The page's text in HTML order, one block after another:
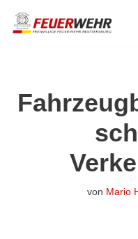
Zum
von Mario